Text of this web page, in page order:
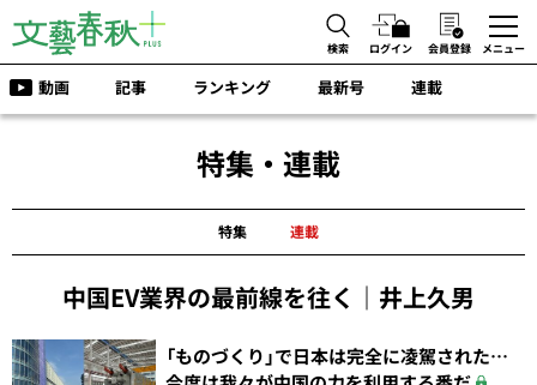
検索 ログイン 会員登録 メニュー
動画 記事 ランキング 最新号 連載
特集・連載
特集 連載
中国EV業界の最前線を往く｜井上久男
「ものづくり」で日本は完全に凌駕された…